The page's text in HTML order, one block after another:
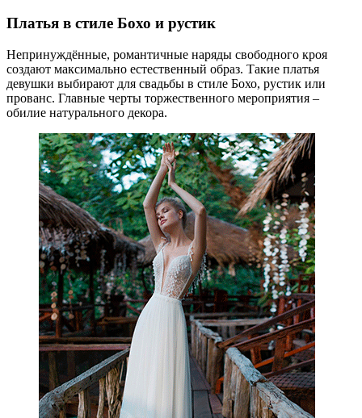
Платья в стиле Бохо и рустик
Непринуждённые, романтичные наряды свободного кроя
создают максимально естественный образ. Такие платья
девушки выбирают для свадьбы в стиле Бохо, рустик или
прованс. Главные черты торжественного мероприятия –
обилие натурального декора.